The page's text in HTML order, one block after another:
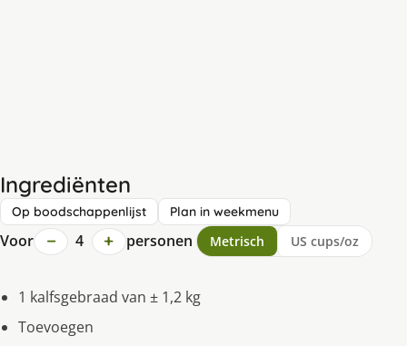
Ingrediënten
Op boodschappenlijst Plan in weekmenu
Voor − 4 + personen Metrisch US cups/oz
1 kalfsgebraad van ± 1,2 kg
Toevoegen